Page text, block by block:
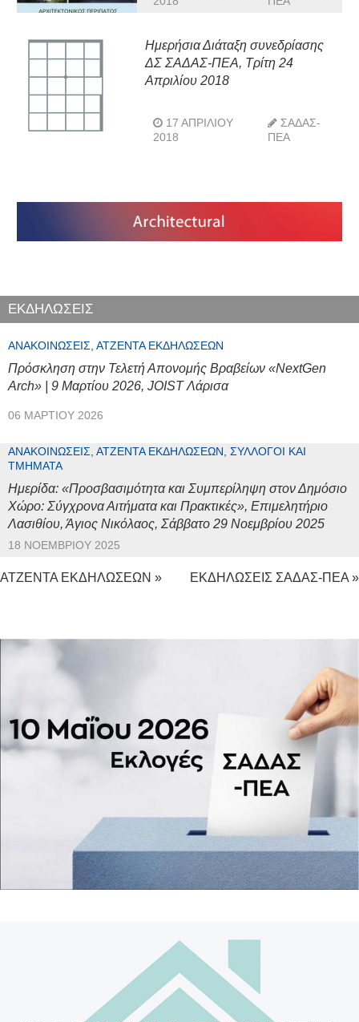
Ημερήσια Διάταξη συνεδρίασης
ΔΣ ΣΑΔΑΣ-ΠΕΑ, Τρίτη 24
Απριλίου 2018
17 ΑΠΡΙΛΊΟΥ
2018
ΣΑΔΑΣ-
ΠΕΑ
ΕΚΔΗΛΩΣΕΙΣ
ΑΝΑΚΟΙΝΏΣΕΙΣ, ΑΤΖΈΝΤΑ ΕΚΔΗΛΏΣΕΩΝ
Πρόσκληση στην Τελετή Απονομής Βραβείων «NextGen
Arch» | 9 Μαρτίου 2026, JOIST Λάρισα
06 ΜΑΡΤΊΟΥ 2026
ΑΝΑΚΟΙΝΏΣΕΙΣ, ΑΤΖΈΝΤΑ ΕΚΔΗΛΏΣΕΩΝ, ΣΎΛΛΟΓΟΙ ΚΑΙ
ΤΜΉΜΑΤΑ
Ημερίδα: «Προσβασιμότητα και Συμπερίληψη στον Δημόσιο
Χώρο: Σύγχρονα Αιτήματα και Πρακτικές», Επιμελητήριο
Λασιθίου, Άγιος Νικόλαος, Σάββατο 29 Νοεμβρίου 2025
18 ΝΟΕΜΒΡΊΟΥ 2025
ΑΤΖΕΝΤΑ ΕΚΔΗΛΩΣΕΩΝ » ΕΚΔΗΛΩΣΕΙΣ ΣΑΔΑΣ-ΠΕΑ »